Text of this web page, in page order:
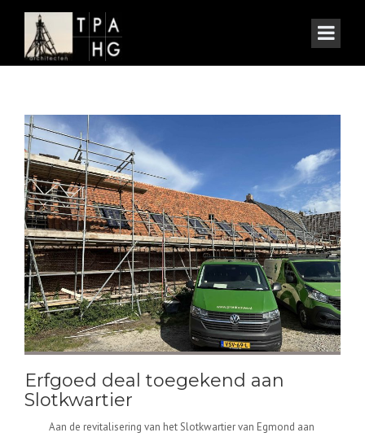
Erfgoed deal toegekend aan
Slotkwartier
Aan de revitalisering van het Slotkwartier van Egmond aan